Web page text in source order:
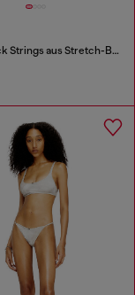
Dreierpack Strings aus Stretch-Baumwolle mit Logo